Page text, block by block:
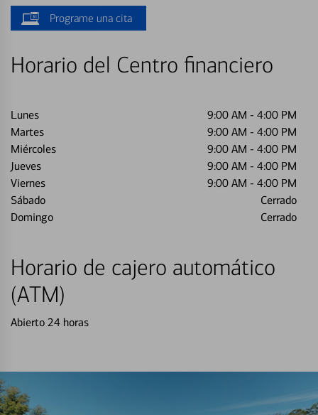
Programe una cita
Horario del Centro financiero
Lunes 9:00 AM - 4:00 PM
Martes
9:00 AM - 4:00 PM
Miércoles
9:00 AM - 4:00 PM
Jueves
9:00 AM - 4:00 PM
Viernes
9:00 AM - 4:00 PM
Sábado
Cerrado
Domingo
Cerrado
Horario de cajero automático
(ATM)
Abierto 24 horas